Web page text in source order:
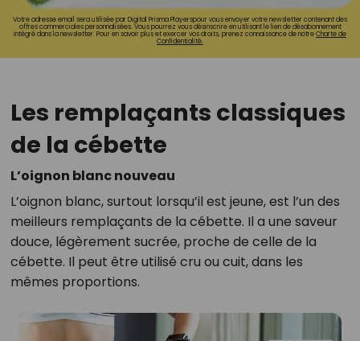
Votre adresse email sera utilisée par Digital Prisma Playerspour vous envoyer votre newsletter contenant des
offres commerciales personnalisées. Vous pourrez vous désinscrire en utilisant le lien de désabonnement
intégré dans la newsletter. Pour en savoir plus et exercer vos droits, prenez connaissance de notreCharte de
Confidentialité.
Les remplaçants classiques
de la cébette
L’oignon blanc nouveau
L’oignon blanc, surtout lorsqu’il est jeune, est l’un des
meilleurs remplaçants de la cébette. Il a une saveur
douce, légèrement sucrée, proche de celle de la
cébette. Il peut être utilisé cru ou cuit, dans les
mêmes proportions.